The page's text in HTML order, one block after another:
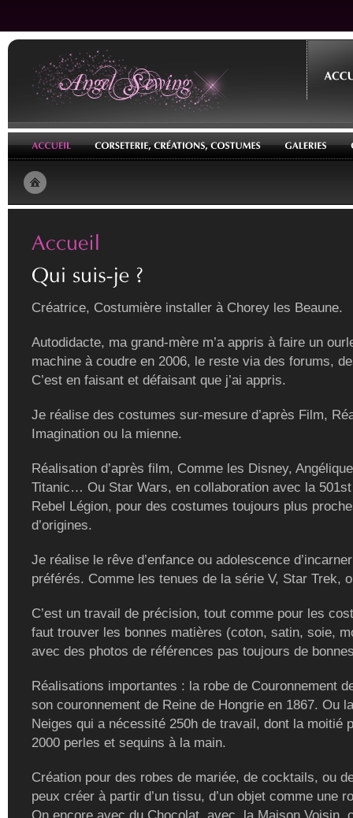
Créatrice, Costumière installer à Chorey les Beaune.
Autodidacte, ma grand-mère m’a appris à faire un
machine à coudre en 2006, le reste via des forums,
C’est en faisant et défaisant que j’ai appris.
Je réalise des costumes sur-mesure d’après Film,
Imagination ou la mienne.
Réalisation d’après film, Comme les Disney,
Titanic… Ou Star Wars, en collaboration avec la
Rebel Légion, pour des costumes toujours plus
d’origines.
Je réalise le rêve d’enfance ou adolescence
préférés. Comme les tenues de la série V, Star Trek,
C’est un travail de précision, tout comme pour les
faut trouver les bonnes matières (coton, satin, soie,
avec des photos de références pas toujours de
Réalisations importantes : la robe de Couronnement
son couronnement de Reine de Hongrie en 1867. Ou
Neiges qui a nécessité 250h de travail, dont la moitié
2000 perles et sequins à la main.
Création pour des robes de mariée, de cocktails, ou
peux créer à partir d’un tissu, d’un objet comme une